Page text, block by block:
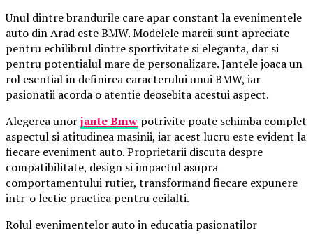
Unul dintre brandurile care apar constant la evenimentele
auto din Arad este BMW. Modelele marcii sunt apreciate
pentru echilibrul dintre sportivitate si eleganta, dar si
pentru potentialul mare de personalizare. Jantele joaca un
rol esential in definirea caracterului unui BMW, iar
pasionatii acorda o atentie deosebita acestui aspect.
Alegerea unorjante Bmw potrivite poate schimba complet
aspectul si atitudinea masinii, iar acest lucru este evident la
fiecare eveniment auto. Proprietarii discuta despre
compatibilitate, design si impactul asupra
comportamentului rutier, transformand fiecare expunere
intr-o lectie practica pentru ceilalti.
Rolul evenimentelor auto in educatia pasionatilor